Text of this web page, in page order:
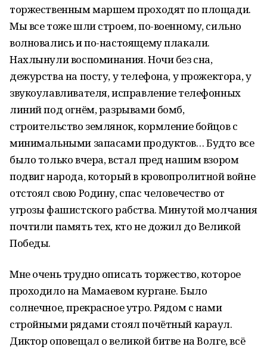
торжественным маршем проходят по площади.
Мы все тоже шли строем, по-военному, сильно
волновались и по-настоящему плакали.
Нахлынули воспоминания. Ночи без сна,
дежурства на посту, у телефона, у прожектора, у
звукоулавливателя, исправление телефонных
линий под огнём, разрывами бомб,
строительство землянок, кормление бойцов с
минимальными запасами продуктов… Будто все
было только вчера, встал пред нашим взором
подвиг народа, который в кровопролитной войне
отстоял свою Родину, спас человечество от
угрозы фашистского рабства. Минутой молчания
почтили память тех, кто не дожил до Великой
Победы.
Мне очень трудно описать торжество, которое
проходило на Мамаевом кургане. Было
солнечное, прекрасное утро. Рядом с нами
стройными рядами стоял почётный караул.
Диктор оповещал о великой битве на Волге, всё